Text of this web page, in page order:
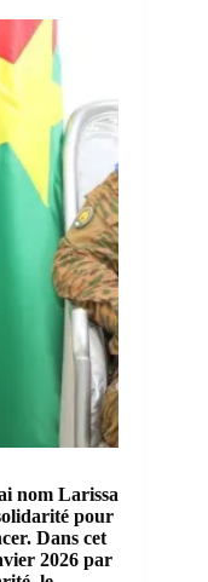
nom Larissa
pour
Dans cet
2026 par